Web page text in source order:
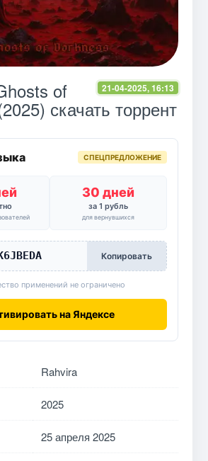
21-04-2025, 16:13
of
скачать торрент
СПЕЦПРЕДЛОЖЕНИЕ
30 дней
за 1 рубль
для вернувшихся
Копировать
применений не ограничено
на Яндексе
Rahvira
2025
25 апреля 2025